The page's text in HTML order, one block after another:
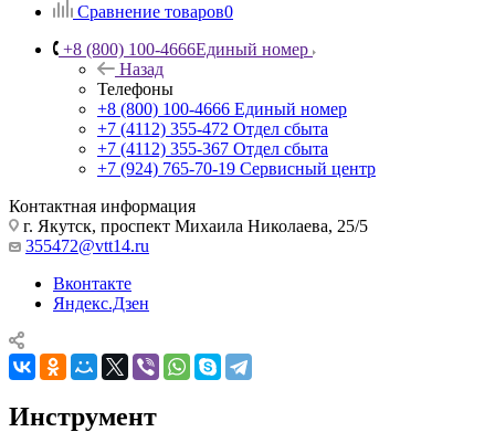
Сравнение товаров0
+8 (800) 100-4666Единый номер
Назад
Телефоны
+8 (800) 100-4666 Единый номер
+7 (4112) 355-472 Отдел сбыта
+7 (4112) 355-367 Отдел сбыта
+7 (924) 765-70-19 Сервисный центр
Контактная информация
г. Якутск, проспект Михаила Николаева, 25/5
355472@vtt14.ru
Вконтакте
Яндекс.Дзен
Инструмент